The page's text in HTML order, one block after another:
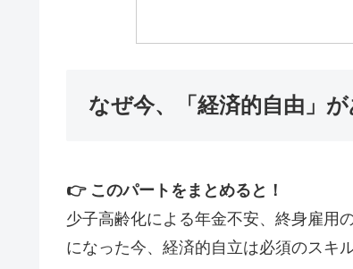
⚡ 創造者としての目覚め：
🎥 限定 30分 のライブセッション
なぜ今、「経済的自由」
👉 このパートをまとめると！
少子高齢化による年金不安、終身雇用
になった今、経済的自立は必須のスキル